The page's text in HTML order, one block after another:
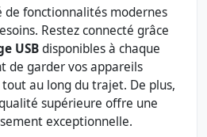
de fonctionnalités modernes
Restez connecté grâce
USBdisponibles à chaque
de garder vos appareils
au long du trajet. De plus,
supérieure offre une
exceptionnelle.